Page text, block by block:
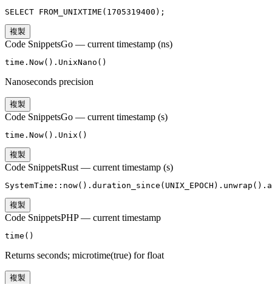
SELECT FROM_UNIXTIME(1705319400);
複製
Code SnippetsGo — current timestamp (ns)
time.Now().UnixNano()
Nanoseconds precision
複製
Code SnippetsGo — current timestamp (s)
time.Now().Unix()
複製
Code SnippetsRust — current timestamp (s)
複製
Code SnippetsPHP — current timestamp
time()
Returns seconds; microtime(true) for float
複製